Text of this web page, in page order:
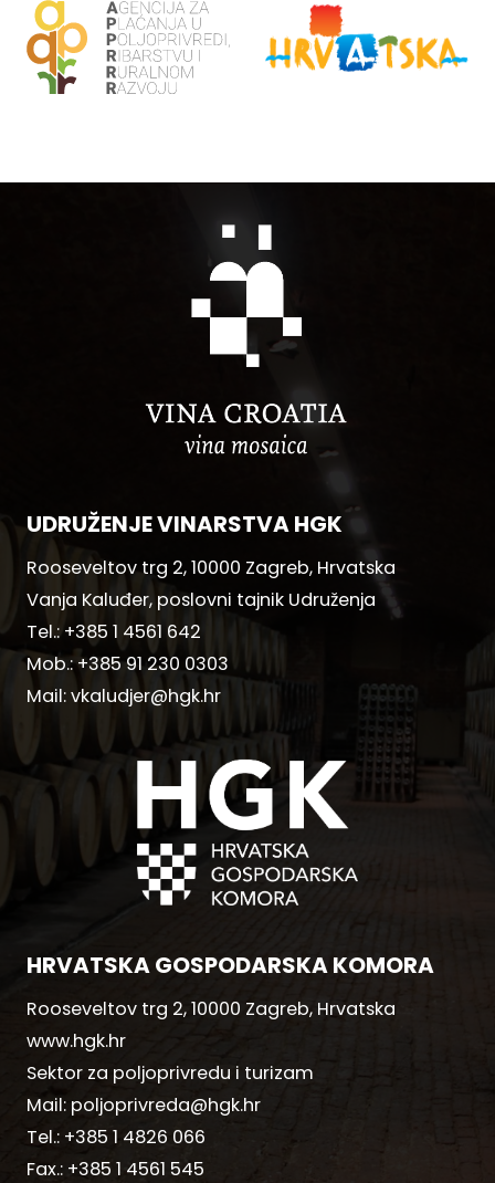
UDRUŽENJE VINARSTVA HGK
Rooseveltov trg 2, 10000 Zagreb, Hrvatska
Vanja Kaluđer, poslovni tajnik Udruženja
Tel.:+385 1 4561 642
Mob.: +385 91 230 0303
Mail:vkaludjer@hgk.hr
HRVATSKA GOSPODARSKA KOMORA
Rooseveltov trg 2, 10000 Zagreb, Hrvatska
www.hgk.hr
Sektor za poljoprivredu i turizam
Mail: poljoprivreda@hgk.hr
Tel.: +385 1 4826 066
Fax.: +385 1 4561 545